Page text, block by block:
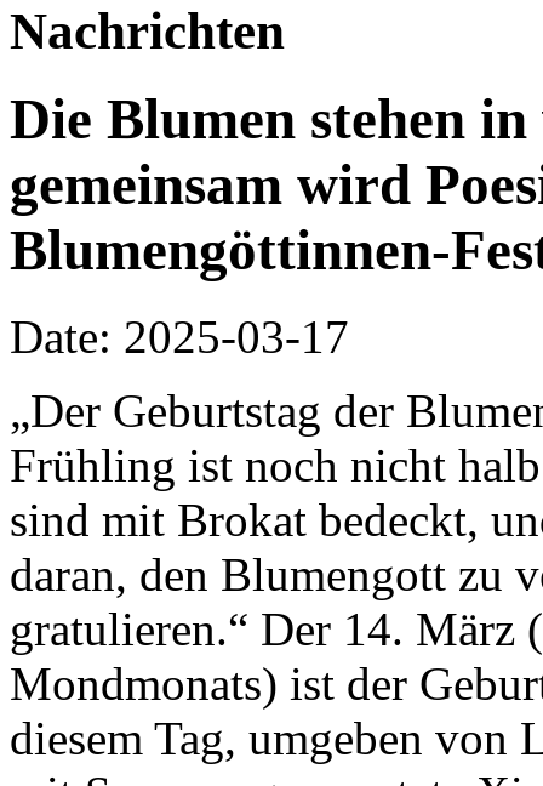
Nachrichten
Die Blumen stehen
gemeinsam wird
Blumengöttinnen-
Date: 2025-03-17
„Der Geburtstag der
Frühling ist noch nicht
sind mit Brokat bedeckt,
daran, den Blumengott zu
gratulieren.“ Der 14. März
Mondmonats) ist der
diesem Tag, umgeben